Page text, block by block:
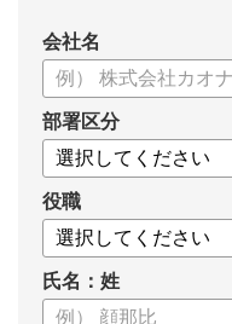
会社名
部署区分
役職
氏名：姓